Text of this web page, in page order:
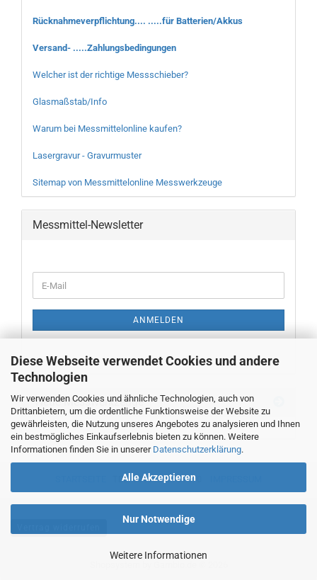
Diese Webseite verwendet Cookies und andere
Technologien
Wir verwenden Cookies und ähnliche Technologien, auch von
Drittanbietern, um die ordentliche Funktionsweise der Website zu
gewährleisten, die Nutzung unseres Angebotes zu analysieren und Ihnen
ein bestmögliches Einkaufserlebnis bieten zu können. Weitere
Informationen finden Sie in unserer Datenschutzerklärung.
Alle Akzeptieren
Nur Notwendige
Weitere Informationen
Rücknahmeverpflichtung.... .....für Batterien/Akkus
Versand- .....Zahlungsbedingungen
Welcher ist der richtige Messschieber?
Glasmaßstab/Info
Warum bei Messmittelonline kaufen?
Lasergravur - Gravurmuster
Sitemap von Messmittelonline Messwerkzeuge
Messmittel-Newsletter
ZUR
E-
Mail
ANMELDEN
Neue Messwerkzeuge
TEL. 00493382707470